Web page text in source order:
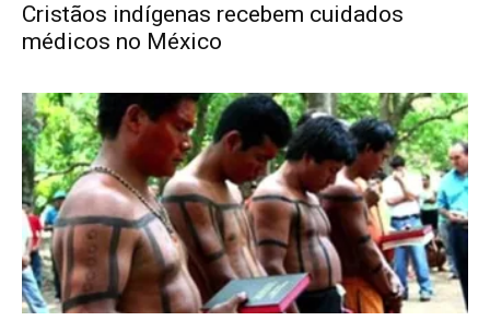
Cristãos indígenas recebem cuidados
médicos no México